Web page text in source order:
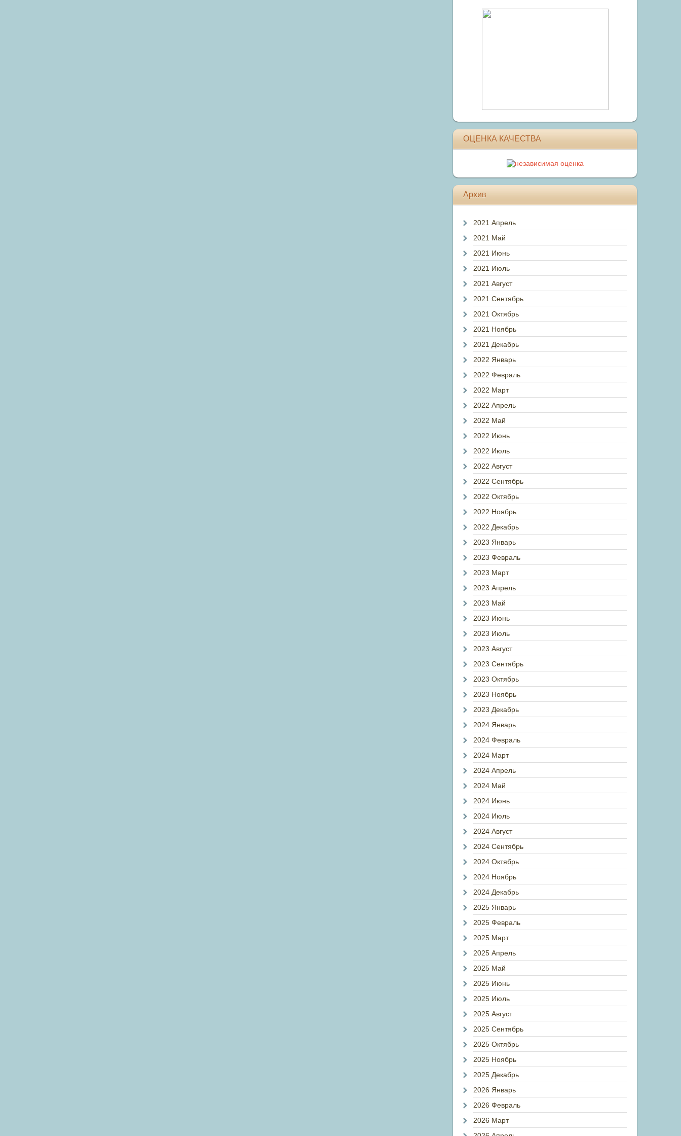
ОЦЕНКА КАЧЕСТВА
Архив
2021 Апрель
2021 Май
2021 Июнь
2021 Июль
2021 Август
2021 Сентябрь
2021 Октябрь
2021 Ноябрь
2021 Декабрь
2022 Январь
2022 Февраль
2022 Март
2022 Апрель
2022 Май
2022 Июнь
2022 Июль
2022 Август
2022 Сентябрь
2022 Октябрь
2022 Ноябрь
2022 Декабрь
2023 Январь
2023 Февраль
2023 Март
2023 Апрель
2023 Май
2023 Июнь
2023 Июль
2023 Август
2023 Сентябрь
2023 Октябрь
2023 Ноябрь
2023 Декабрь
2024 Январь
2024 Февраль
2024 Март
2024 Апрель
2024 Май
2024 Июнь
2024 Июль
2024 Август
2024 Сентябрь
2024 Октябрь
2024 Ноябрь
2024 Декабрь
2025 Январь
2025 Февраль
2025 Март
2025 Апрель
2025 Май
2025 Июнь
2025 Июль
2025 Август
2025 Сентябрь
2025 Октябрь
2025 Ноябрь
2025 Декабрь
2026 Январь
2026 Февраль
2026 Март